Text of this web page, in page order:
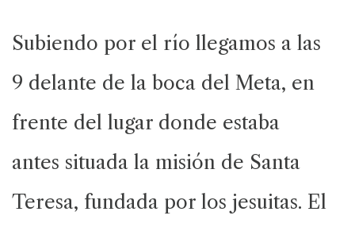
Subiendo por el río llegamos a las
9 delante de la boca del Meta, en
frente del lugar donde estaba
antes situada la misión de Santa
Teresa, fundada por los jesuitas. El